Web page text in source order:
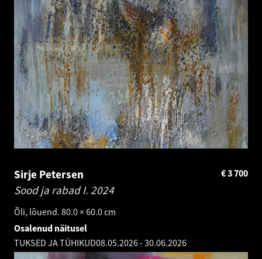
Sirje Petersen
Sood ja rabad I. 2024
Õli, lõuend. 80.0 × 60.0 cm
3 700
€
Osalenud näitusel
TUKSED JA TÜHIKUD08.05.2026-30.06.2026